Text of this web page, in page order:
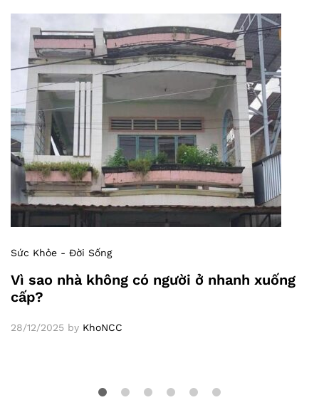
Sức Khỏe - Đời Sống
Vì sao nhà không có người ở nhanh xuống
cấp?
28/12/2025 by KhoNCC